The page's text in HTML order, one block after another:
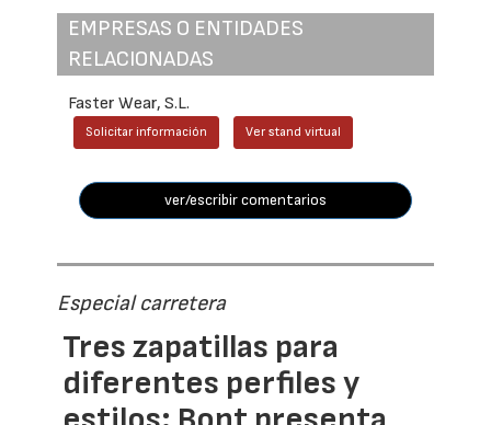
EMPRESAS O ENTIDADES
RELACIONADAS
Faster Wear, S.L.
Solicitar información Ver stand virtual
ver/escribir comentarios
Especial carretera
Tres zapatillas para
diferentes perfiles y